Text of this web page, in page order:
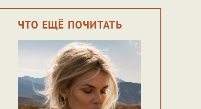
ЧТО ЕЩЁ ПОЧИТАТЬ